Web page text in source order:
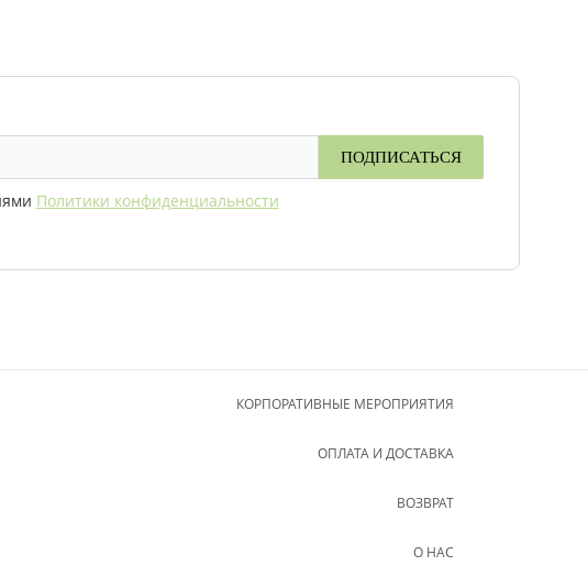
ПОДПИСАТЬСЯ
Политики конфиденциальности
КОРПОРАТИВНЫЕ МЕРОПРИЯТИЯ
ОПЛАТА И ДОСТАВКА
ВОЗВРАТ
О НАС